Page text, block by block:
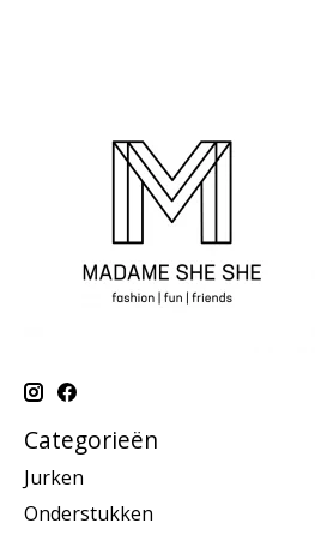
Categorieën
Jurken
Onderstukken